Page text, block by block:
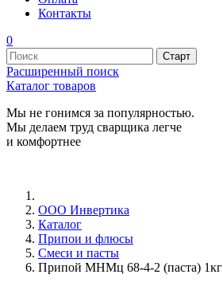
Контакты
0
Расширенный поиск
Каталог товаров
Мы не гонимся за популярностью.
Мы делаем труд сварщика легче
и комфортнее
ООО Инвертика
Каталог
Припои и флюсы
Смеси и пасты
Припой МНМц 68-4-2 (паста) 1кг